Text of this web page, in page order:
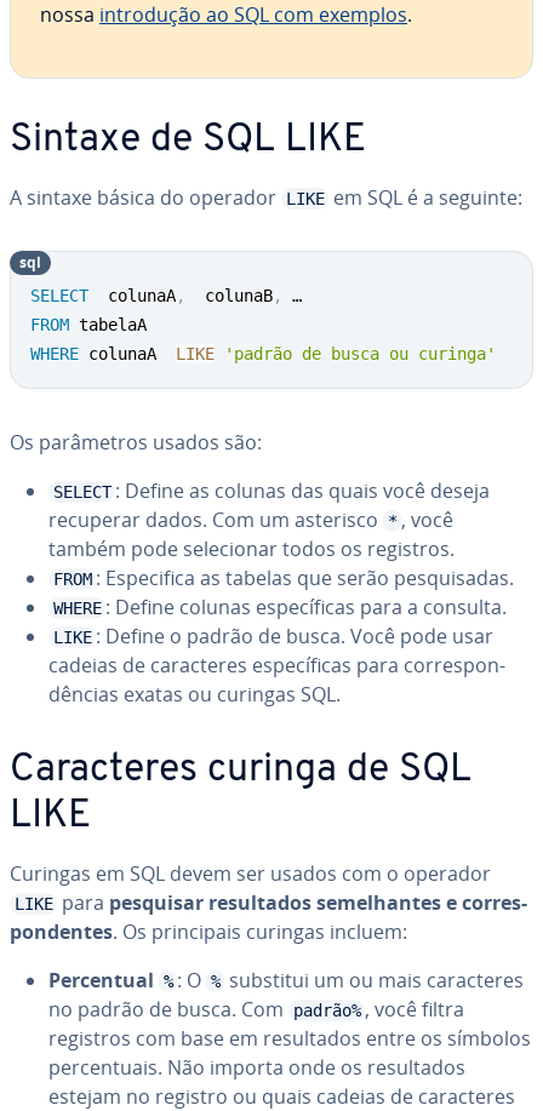
nossa in­tro­du­ção ao SQL com exemplos.
Sintaxe de SQL LIKE
A sintaxe básica do operador LIKE em SQL é a seguinte:
SELECT
  colunaA
,
  colunaB
,
FROM
WHERE colunaA LIKE 'padrão de busca ou curinga'
sql
Os pa­râ­me­tros usados são:
SELECT : Define as colunas das quais você deseja
recuperar dados. Com um asterisco
* , você
também pode se­le­ci­o­nar todos os registros.
FROM : Es­pe­ci­fica as tabelas que serão pes­qui­sa­das.
WHERE : Define colunas es­pe­cí­fi­cas para a consulta.
LIKE : Define o padrão de busca. Você pode usar
cadeias de ca­rac­te­res es­pe­cí­fi­cas para cor­res­pon­
dên­cias exatas ou curingas SQL.
Ca­rac­te­res curinga de SQL
LIKE
Curingas em SQL devem ser usados com o operador
LIKE para pesquisar re­sul­ta­dos se­me­lhan­tes e cor­res­
pon­den­tes. Os prin­ci­pais curingas incluem:
Per­cen­tual % : O % substitui um ou mais ca­rac­te­res
no padrão de busca. Com
padrão% , você filtra
registros com base em re­sul­ta­dos entre os símbolos
per­cen­tu­ais. Não importa onde os re­sul­ta­dos
estejam no registro ou quais cadeias de ca­rac­te­res